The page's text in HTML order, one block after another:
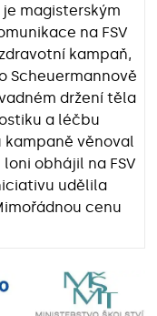
je magisterským
na FSV
kampaň,
Scheuermannově
držení těla
a léčbu
kampaně věnoval
obhájil na FSV
udělila
cenu